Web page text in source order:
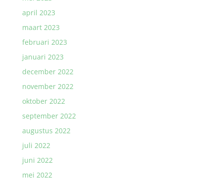
april 2023
maart 2023
februari 2023
januari 2023
december 2022
november 2022
oktober 2022
september 2022
augustus 2022
juli 2022
juni 2022
mei 2022